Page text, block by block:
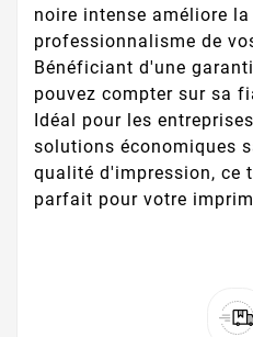
noire intense améliore
professionnalisme de
Bénéficiant d'une
pouvez compter sur sa
Idéal pour les
solutions économiques
qualité d'impression, ce
parfait pour votre